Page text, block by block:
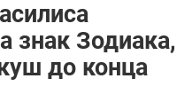
знак Зодиака,
до конца